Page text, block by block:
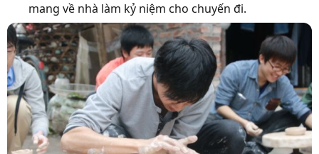
mang về nhà làm kỷ niệm cho chuyến đi.